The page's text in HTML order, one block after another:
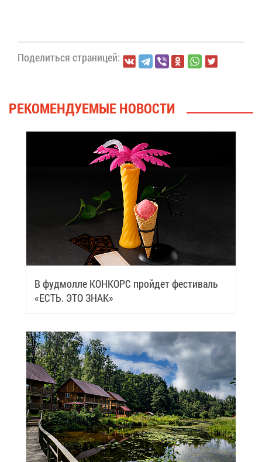
По­де­лить­ся стра­ни­цей:
РЕ­КО­МЕН­ДУ­Е­МЫЕ НО­ВО­СТИ
В фуд­мол­ле КОН­КОРС прой­дет фе­сти­валь
«ЕСТЬ. ЭТО ЗНАК»